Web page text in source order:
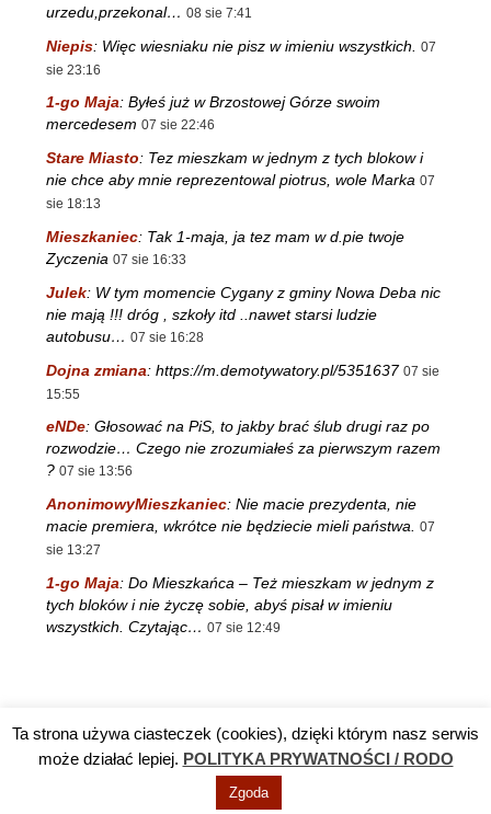
urzedu,przekonal… 08 sie 7:41
Niepis: Więc wiesniaku nie pisz w imieniu wszystkich.
07
sie 23:16
1-go Maja: Byłeś już w Brzostowej Górze swoim
mercedesem 07 sie 22:46
Stare Miasto: Tez mieszkam w jednym z tych blokow i
nie chce aby mnie reprezentowal piotrus, wole Marka 07
sie 18:13
Mieszkaniec: Tak 1-maja, ja tez mam w d.pie twoje
Zyczenia 07 sie 16:33
Julek: W tym momencie Cygany z gminy Nowa Deba nic
nie mają !!! dróg , szkoły itd ..nawet starsi ludzie
autobusu… 07 sie 16:28
Dojna zmiana: https://m.demotywatory.pl/5351637 07 sie
15:55
eNDe: Głosować na PiS, to jakby brać ślub drugi raz po
rozwodzie… Czego nie zrozumiałeś za pierwszym razem
? 07 sie 13:56
AnonimowyMieszkaniec: Nie macie prezydenta, nie
macie premiera, wkrótce nie będziecie mieli państwa.
07
sie 13:27
1-go Maja: Do Mieszkańca – Też mieszkam w jednym z
tych bloków i nie życzę sobie, abyś pisał w imieniu
wszystkich. Czytając… 07 sie 12:49
Reklama TV DĘBA Polityka prywatności / RODO Kontakt
© Info Nowa Dęba
Ta strona używa ciasteczek (cookies), dzięki którym nasz serwis
może działać lepiej. POLITYKA PRYWATNOŚCI / RODO
Zgoda